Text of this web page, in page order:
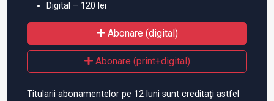
Digital – 120 lei
Abonare (digital)
Abonare (print+digital)
Titularii abonamentelor pe 12 luni sunt creditați astfel